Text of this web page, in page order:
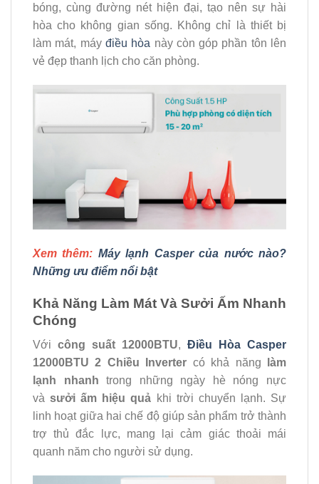
bóng, cùng đường nét hiện đại, tạo nên sự hài
hòa cho không gian sống. Không chỉ là thiết bị
làm mát, máy điều hòa này còn góp phần tôn lên
vẻ đẹp thanh lịch cho căn phòng.
Xem thêm: Máy lạnh Casper của nước nào?
Những ưu điểm nổi bật
Khả Năng Làm Mát Và Sưởi Ấm Nhanh
Chóng
Với công suất 12000BTU, Điều Hòa Casper
12000BTU 2 Chiều Inverter có khả năng
làm
lạnh nhanh trong những ngày hè nóng nực
vàsưởi ấm hiệu quả khi trời chuyển lạnh. Sự
linh hoạt giữa hai chế độ giúp sản phẩm trở thành
trợ thủ đắc lực, mang lại cảm giác thoải mái
quanh năm cho người sử dụng.